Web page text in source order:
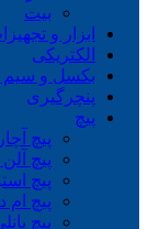
بیت
ابزار و
الکتریکی
بکسل و
پنچرگیری
پیچ
پیچ
پیچ
پیچ
پیچ
پیچ